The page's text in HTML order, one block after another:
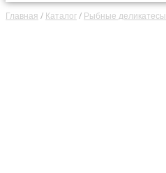
Главная / Каталог/ Рыбные деликатесы